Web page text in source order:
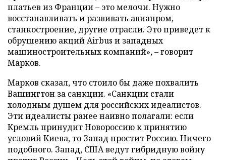
платьев из Франции – это мелочи. Нужно
восстанавливать и развивать авиапром,
станкостроение, другие отрасли. Это приведет к
обрушению акций Airbus и западных
машиностроительных компаний», – говорит
Марков.
Марков сказал, что стоило бы даже похвалить
Вашингтон за санкции. «Санкции стали
холодным душем для российских идеалистов.
Эти идеалисты ранее наивно полагали: если
Кремль принудит Новороссию к принятию
условий Киева, то Запад простит Россию. Ничего
подобного. Запад, США ведут гибридную войну